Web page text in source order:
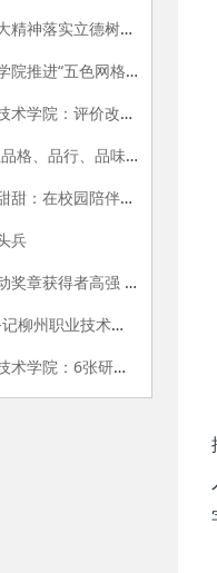
贯彻党的二十大精神落实立德树人根本任务——辅导员“三个坚持”在行动
重庆工商职业学院推进“五色网格”建设 打造“一站式”学生社区育人新模式
四川工程职业技术学院：评价改革为引领 三管齐下促进教师全面发展
争做“塑造学生品格、品行、品味的‘大先生’”
优秀辅导员王甜甜：在校园陪伴学生，让青春撞上梦想
兵
山东省五一劳动奖章获得者高强 ：用手中技能赢出彩人生
最“豪”女教师--记柳州职业技术学院通识教育学院就业创业团队负责人、柳州市首届“教书育人道德模范”许明教授
河南工业职业技术学院：6张研究生录取通知书背后的故事